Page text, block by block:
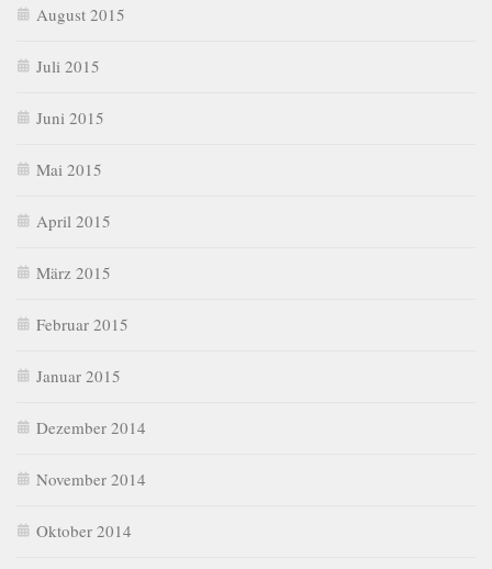
August 2015
Juli 2015
Juni 2015
Mai 2015
April 2015
März 2015
Februar 2015
Januar 2015
Dezember 2014
November 2014
Oktober 2014